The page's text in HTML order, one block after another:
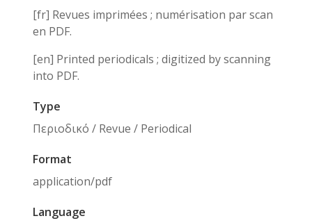
[fr] Revues imprimées ; numérisation par scan
en PDF.
[en] Printed periodicals ; digitized by scanning
into PDF.
Type
Περιοδικό / Revue / Periodical
Format
application/pdf
Language